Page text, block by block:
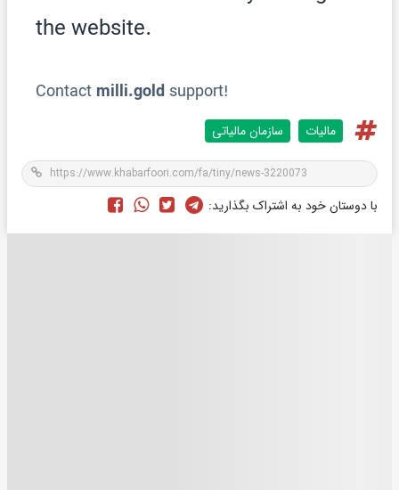
مالیات سازمان مالیاتی
با دوستان خود به اشتراک بگذارید: